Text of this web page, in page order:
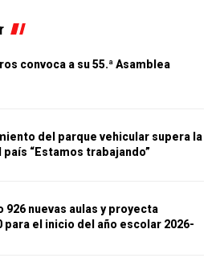
convoca a su 55.ª Asamblea
del parque vehicular supera la
“Estamos trabajando”
nuevas aulas y proyecta
para el inicio del año escolar 2026-